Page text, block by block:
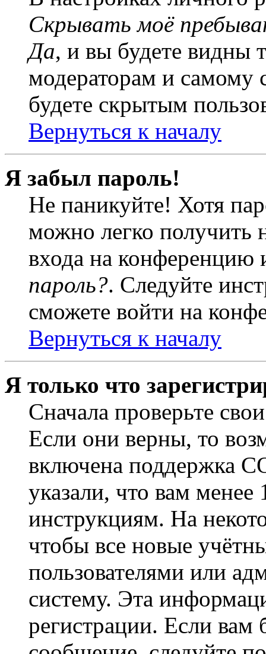
Скрывать моё
Да, и вы будете видны
модераторам и самому
будете скрытым
Вернуться к началу
Я забыл пароль!
Не паникуйте! Хотя
можно легко получить
входа на
пароль?. Следуйте
сможете войти на
Вернуться к началу
Я только что
Сначала проверьте
Если они верны, то
включена поддержка
указали, что вам
инструкциям. На
чтобы все новые
пользователями или
систему. Эта
регистрации. Если